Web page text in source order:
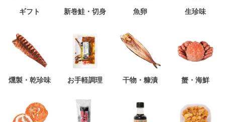
ギフト 新巻鮭・切身 魚卵 生珍味
燻製・乾珍味 お手軽調理 干物・糠漬 蟹・海鮮